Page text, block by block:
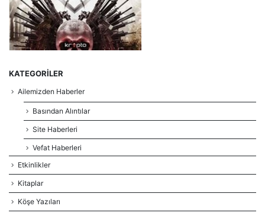
KATEGORILER
Ailemizden Haberler
Basından Alıntılar
Site Haberleri
Vefat Haberleri
Etkinlikler
Kitaplar
Köşe Yazıları